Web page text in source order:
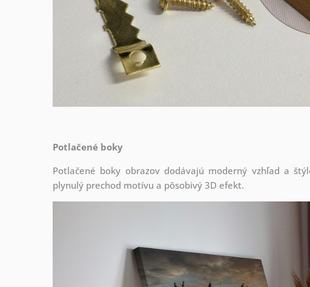
Potlačené boky
Potlačené boky obrazov dodávajú moderný vzhľad a
plynulý prechod motívu a pôsobivý 3D efekt.